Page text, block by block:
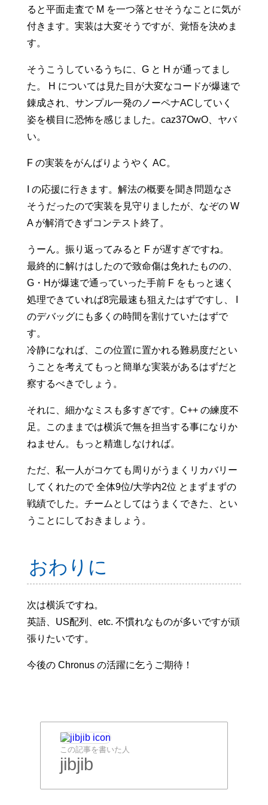
ると平面走査で M を一つ落とせそうなことに気が
付きます。実装は大変そうですが、覚悟を決めま
す。
そうこうしているうちに、G と H が通ってまし
た。 H については見た目が大変なコードが爆速で
錬成され、サンプル一発のノーペナACしていく
姿を横目に恐怖を感じました。caz37OwO、ヤバ
い。
F の実装をがんばりようやく AC。
I の応援に行きます。解法の概要を聞き問題なさ
そうだったので実装を見守りましたが、なぞの W
A が解消できずコンテスト終了。
うーん。振り返ってみると F が遅すぎですね。
最終的に解けはしたので致命傷は免れたものの、
G・Hが爆速で通っていった手前 F をもっと速く
処理できていれば8完最速も狙えたはずですし、 I
のデバッグにも多くの時間を割けていたはずで
す。
冷静になれば、この位置に置かれる難易度だとい
うことを考えてもっと簡単な実装があるはずだと
察するべきでしょう。
それに、細かなミスも多すぎです。C++ の練度不
足。このままでは横浜で無を担当する事になりか
ねません。もっと精進しなければ。
ただ、私一人がコケても周りがうまくリカバリー
してくれたので 全体9位/大学内2位 とまずまずの
戦績でした。チームとしてはうまくできた、とい
うことにしておきましょう。
おわりに
次は横浜ですね。
英語、US配列、etc. 不慣れなものが多いですが頑
張りたいです。
今後の Chronus の活躍に乞うご期待！
この記事を書いた人
jibjib